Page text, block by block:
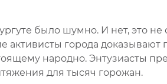
было шумно. И нет, это
активисты города доказывают
народно. Энтузиасты
для тысяч горожан.